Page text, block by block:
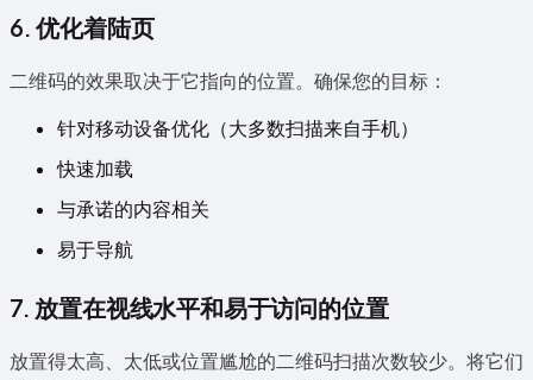
6. 优化着陆页
二维码的效果取决于它指向的位置。确保您的目标：
针对移动设备优化（大多数扫描来自手机）
快速加载
与承诺的内容相关
易于导航
7. 放置在视线水平和易于访问的位置
放置得太高、太低或位置尴尬的二维码扫描次数较少。将它们